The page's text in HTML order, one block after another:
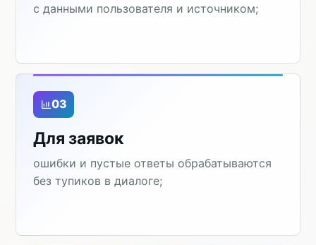
с данными пользователя и источником;
03
Для заявок
ошибки и пустые ответы обрабатываются
без тупиков в диалоге;